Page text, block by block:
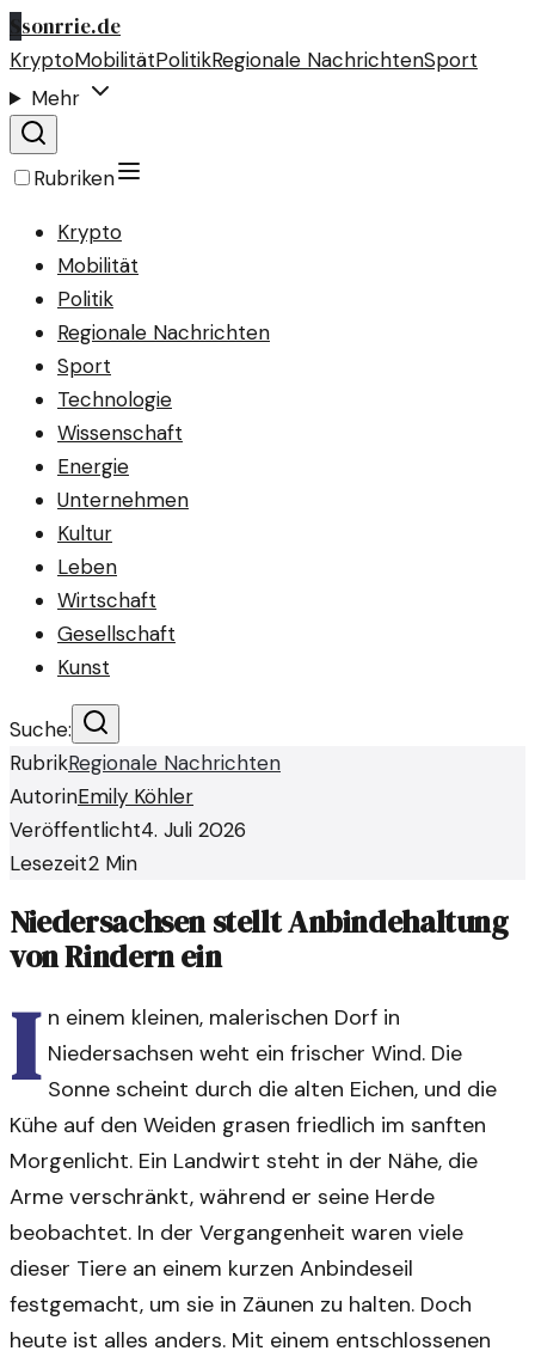
Ssonrrie.de
KryptoMobilitätPolitikRegionale NachrichtenSport
Mehr
Rubriken
Krypto
Mobilität
Politik
Regionale Nachrichten
Sport
Technologie
Wissenschaft
Energie
Unternehmen
Kultur
Leben
Wirtschaft
Gesellschaft
Kunst
Suche:
RubrikRegionale Nachrichten
AutorinEmily Köhler
Veröffentlicht4. Juli 2026
Lesezeit2 Min
Niedersachsen stellt Anbindehaltung
von Rindern ein
I n einem kleinen, malerischen Dorf in
Niedersachsen weht ein frischer Wind. Die
Sonne scheint durch die alten Eichen, und die
Kühe auf den Weiden grasen friedlich im sanften
Morgenlicht. Ein Landwirt steht in der Nähe, die
Arme verschränkt, während er seine Herde
beobachtet. In der Vergangenheit waren viele
dieser Tiere an einem kurzen Anbindeseil
festgemacht, um sie in Zäunen zu halten. Doch
heute ist alles anders. Mit einem entschlossenen